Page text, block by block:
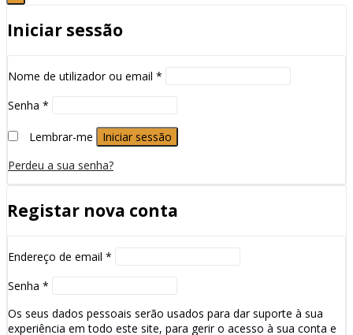
Iniciar sessão
Nome de utilizador ou email *
Senha *
Lembrar-me
Iniciar sessão
Perdeu a sua senha?
Registar nova conta
Endereço de email *
Senha *
Os seus dados pessoais serão usados para dar suporte à sua
experiência em todo este site, para gerir o acesso à sua conta e